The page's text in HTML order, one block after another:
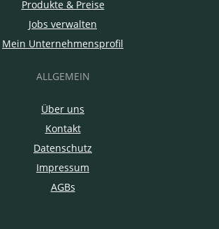
Produkte & Preise
Jobs verwalten
Mein Unternehmensprofil
ALLGEMEIN
Über uns
Kontakt
Datenschutz
Impressum
AGBs